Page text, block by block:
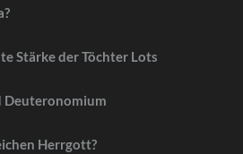
Stärke der Töchter Lots
Deuteronomium
Herrgott?